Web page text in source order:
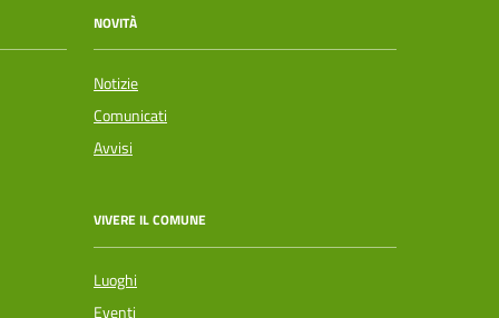
NOVITÀ
Notizie
Comunicati
Avvisi
VIVERE IL COMUNE
Luoghi
Eventi